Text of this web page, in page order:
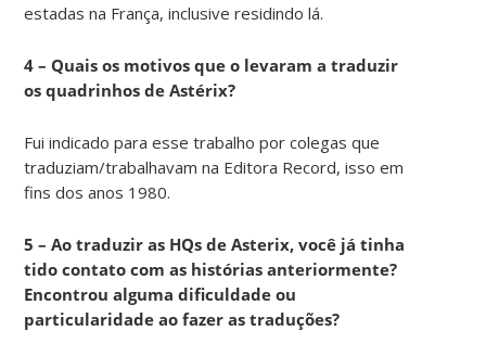
estadas na França, inclusive residindo lá.
4 – Quais os motivos que o levaram a traduzir
os quadrinhos de Astérix?
Fui indicado para esse trabalho por colegas que
traduziam/trabalhavam na Editora Record, isso em
fins dos anos 1980.
5 – Ao traduzir as HQs de Asterix, você já tinha
tido contato com as histórias anteriormente?
Encontrou alguma dificuldade ou
particularidade ao fazer as traduções?